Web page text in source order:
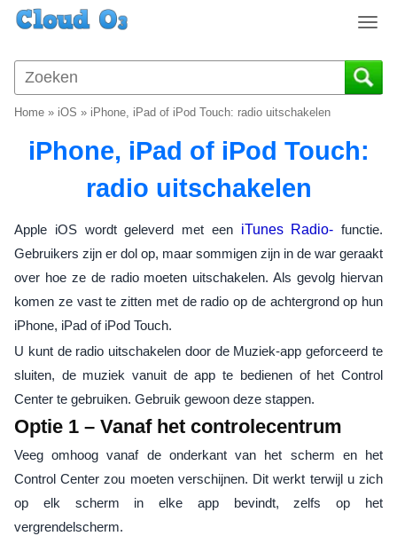
T
g
g
a
t
i
o
Home » iOS » iPhone, iPad of iPod Touch: radio uitschakelen
iPhone, iPad of iPod Touch:
radio uitschakelen
Apple iOS wordt geleverd met een iTunes Radio- functie.
Gebruikers zijn er dol op, maar sommigen zijn in de war geraakt
over hoe ze de radio moeten uitschakelen. Als gevolg hiervan
komen ze vast te zitten met de radio op de achtergrond op hun
iPhone, iPad of iPod Touch.
U kunt de radio uitschakelen door de Muziek-app geforceerd te
sluiten, de muziek vanuit de app te bedienen of het Control
Center te gebruiken. Gebruik gewoon deze stappen.
Optie 1 – Vanaf het controlecentrum
Veeg omhoog vanaf de onderkant van het scherm en het
Control Center zou moeten verschijnen. Dit werkt terwijl u zich
op elk scherm in elke app bevindt, zelfs op het
vergrendelscherm.